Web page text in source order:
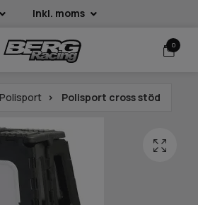
Inkl. moms
0
Polisport Polisport cross stöd